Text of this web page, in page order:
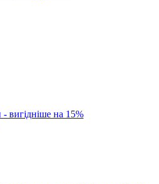
- вигідніше на 15%